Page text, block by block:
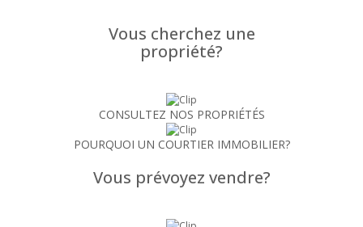
Vous cherchez une
propriété?
CONSULTEZ NOS PROPRIÉTÉS
POURQUOI UN COURTIER IMMOBILIER?
Vous prévoyez vendre?